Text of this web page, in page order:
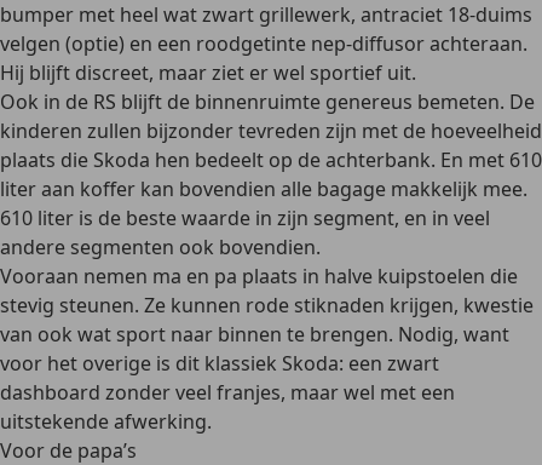
bumper met heel wat zwart grillewerk, antraciet 18-duims
velgen (optie) en een roodgetinte nep-diffusor achteraan.
Hij blijft discreet, maar ziet er wel sportief uit.
Ook in de RS blijft de binnenruimte genereus bemeten. De
kinderen zullen bijzonder tevreden zijn met de hoeveelheid
plaats die Skoda hen bedeelt op de achterbank. En met 610
liter aan koffer kan bovendien alle bagage makkelijk mee.
610 liter is de beste waarde in zijn segment, en in veel
andere segmenten ook bovendien.
Vooraan nemen ma en pa plaats in halve kuipstoelen die
stevig steunen. Ze kunnen rode stiknaden krijgen, kwestie
van ook wat sport naar binnen te brengen. Nodig, want
voor het overige is dit klassiek Skoda: een zwart
dashboard zonder veel franjes, maar wel met een
uitstekende afwerking.
Voor de papa’s